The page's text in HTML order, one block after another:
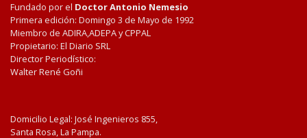
Fundado por el Doctor Antonio Nemesio
Primera edición: Domingo 3 de Mayo de 1992
Miembro de ADIRA,ADEPA y CPPAL
Propietario: El Diario SRL
Director Periodístico:
Walter René Goñi
Domicilio Legal: José Ingenieros 855,
Santa Rosa, La Pampa.